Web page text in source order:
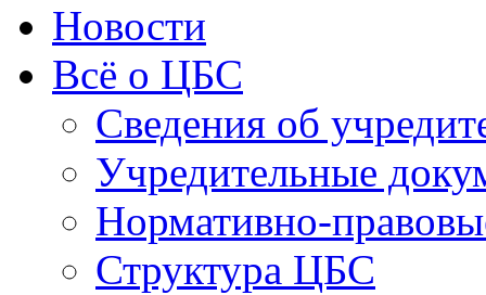
Новости
Всё о ЦБС
Сведения об
Учредительные
Нормативно-
Структура ЦБС